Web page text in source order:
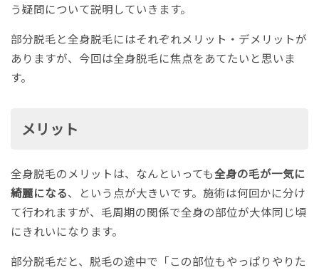
う疑問について説明していきます。
部分脱毛と全身脱毛にはそれぞれメリット・デメリットが
ありますが、今回は全身脱毛に焦点をあてたいと思いま
す。
メリット
全身脱毛のメリットは、なんといっても全身の毛が一気に
綺麗になる、という点が大きいです。施術は何回かに分け
て行われますが、毛周期の関係で全身の部位が大体同じ頃
にきれいになります。
部分脱毛だと、脱毛の途中で「この部位もやっぱりやりた